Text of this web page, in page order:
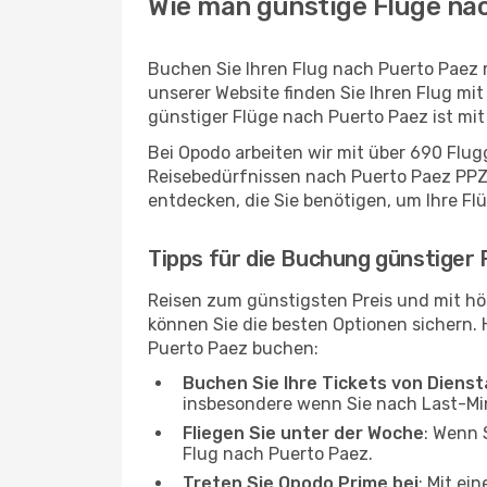
Wie man günstige Flüge
Buchen Sie Ihren Flug nach Puerto
unserer Website finden Sie Ihren Flug
günstiger Flüge nach Puerto Paez ist
Bei Opodo arbeiten wir mit über 690
Reisebedürfnissen nach Puerto Paez
entdecken, die Sie benötigen, um Ihre
Tipps für die Buchung günstiger
Reisen zum günstigsten Preis und mit
können Sie die besten Optionen
Puerto Paez buchen:
Buchen Sie Ihre Tickets von
insbesondere wenn Sie nach Last-
Fliegen Sie unter der Woche:
Flug nach Puerto Paez.